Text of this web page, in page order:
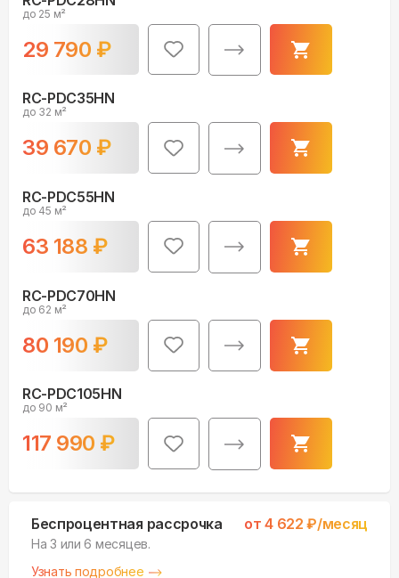
до 25 м²
29 790 ₽
RC-PDC35HN
до 32 м²
39 670 ₽
RC-PDC55HN
до 45 м²
63 188 ₽
RC-PDC70HN
до 62 м²
80 190 ₽
RC-PDC105HN
до 90 м²
117 990 ₽
Беспроцентная рассрочка от4 622 ₽/месяц
На 3 или 6 месяцев.
Узнать подробнее